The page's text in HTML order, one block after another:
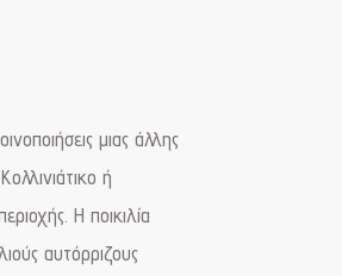
μιας άλλης
ή
Η ποικιλία
αυτόρριζους